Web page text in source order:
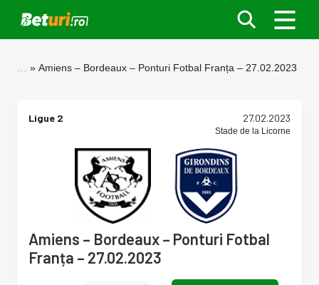
Amiens – Bordeaux – Ponturi Fotbal Franța – 27.02.2023
Ligue 2 27.02.2023
Stade de la Licorne
Amiens – Bordeaux – Ponturi Fotbal
Franța – 27.02.2023